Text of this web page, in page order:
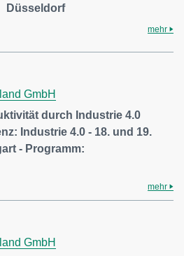
Düsseldorf
mehr
GmbH
durch Industrie 4.0
Industrie 4.0 - 18. und 19.
- Programm:
mehr
GmbH